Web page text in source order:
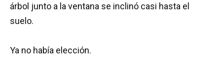
árbol junto a la ventana se inclinó casi hasta el
suelo.
Ya no había elección.